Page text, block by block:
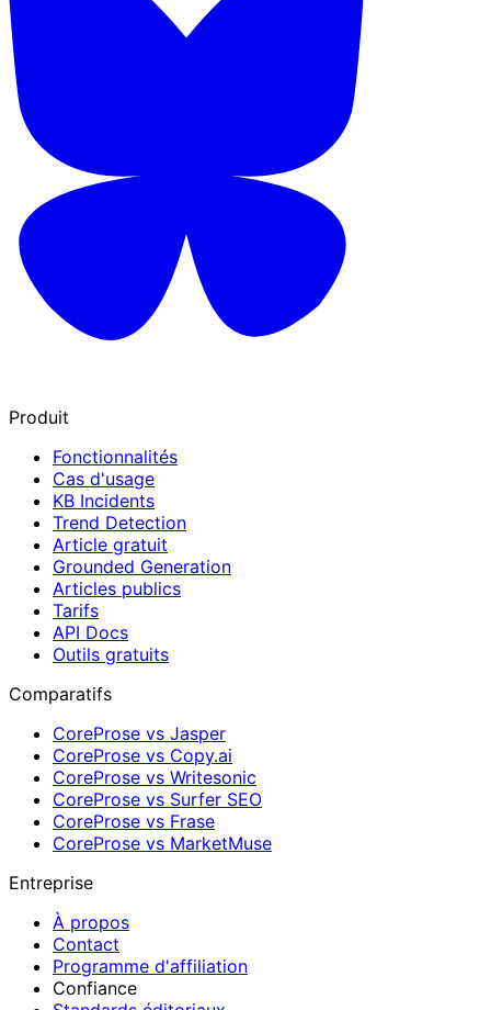
Produit
Fonctionnalités
Cas d'usage
KB Incidents
Trend Detection
Article gratuit
Grounded Generation
Articles publics
Tarifs
API Docs
Outils gratuits
Comparatifs
CoreProse vs Jasper
CoreProse vs Copy.ai
CoreProse vs Writesonic
CoreProse vs Surfer SEO
CoreProse vs Frase
CoreProse vs MarketMuse
Entreprise
À propos
Contact
Programme d'affiliation
Confiance